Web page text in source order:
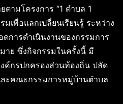
ามโครงการ “1 ตำบล 1
เพื่อแลกเปลี่ยนเรียนรู้ ระหว่าง
การดำเนินงานของกรรมการ
ย ซึ่งกิจกรรมในครั้งนี้ มี
ค์กรปกครองส่วนท้องถิ่น ปลัด
ะคณะกรรมการหมู่บ้านตำบล